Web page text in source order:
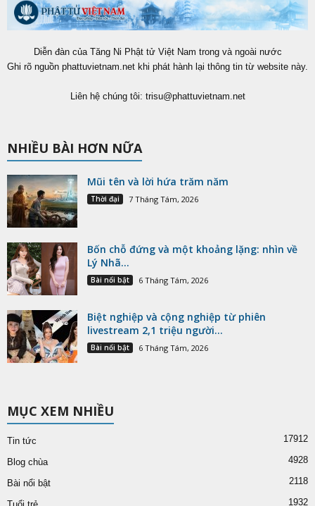
Diễn đàn của Tăng Ni Phật tử Việt Nam trong và ngoài nước
Ghi rõ nguồn phattuvietnam.net khi phát hành lại thông tin từ website này.
Liên hệ chúng tôi: trisu@phattuvietnam.net
NHIỀU BÀI HƠN NỮA
Mũi tên và lời hứa trăm năm
Thời đại 7 Tháng Tám, 2026
Bốn chỗ đứng và một khoảng lặng: nhìn về
Lý Nhã...
Bài nổi bật 6 Tháng Tám, 2026
Biệt nghiệp và cộng nghiệp từ phiên
livestream 2,1 triệu người...
Bài nổi bật 6 Tháng Tám, 2026
MỤC XEM NHIỀU
Tin tức 17912
Blog chùa 4928
Bài nổi bật 2118
1932